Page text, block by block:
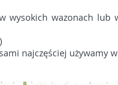
wysokich wazonach lub
najczęściej używamy